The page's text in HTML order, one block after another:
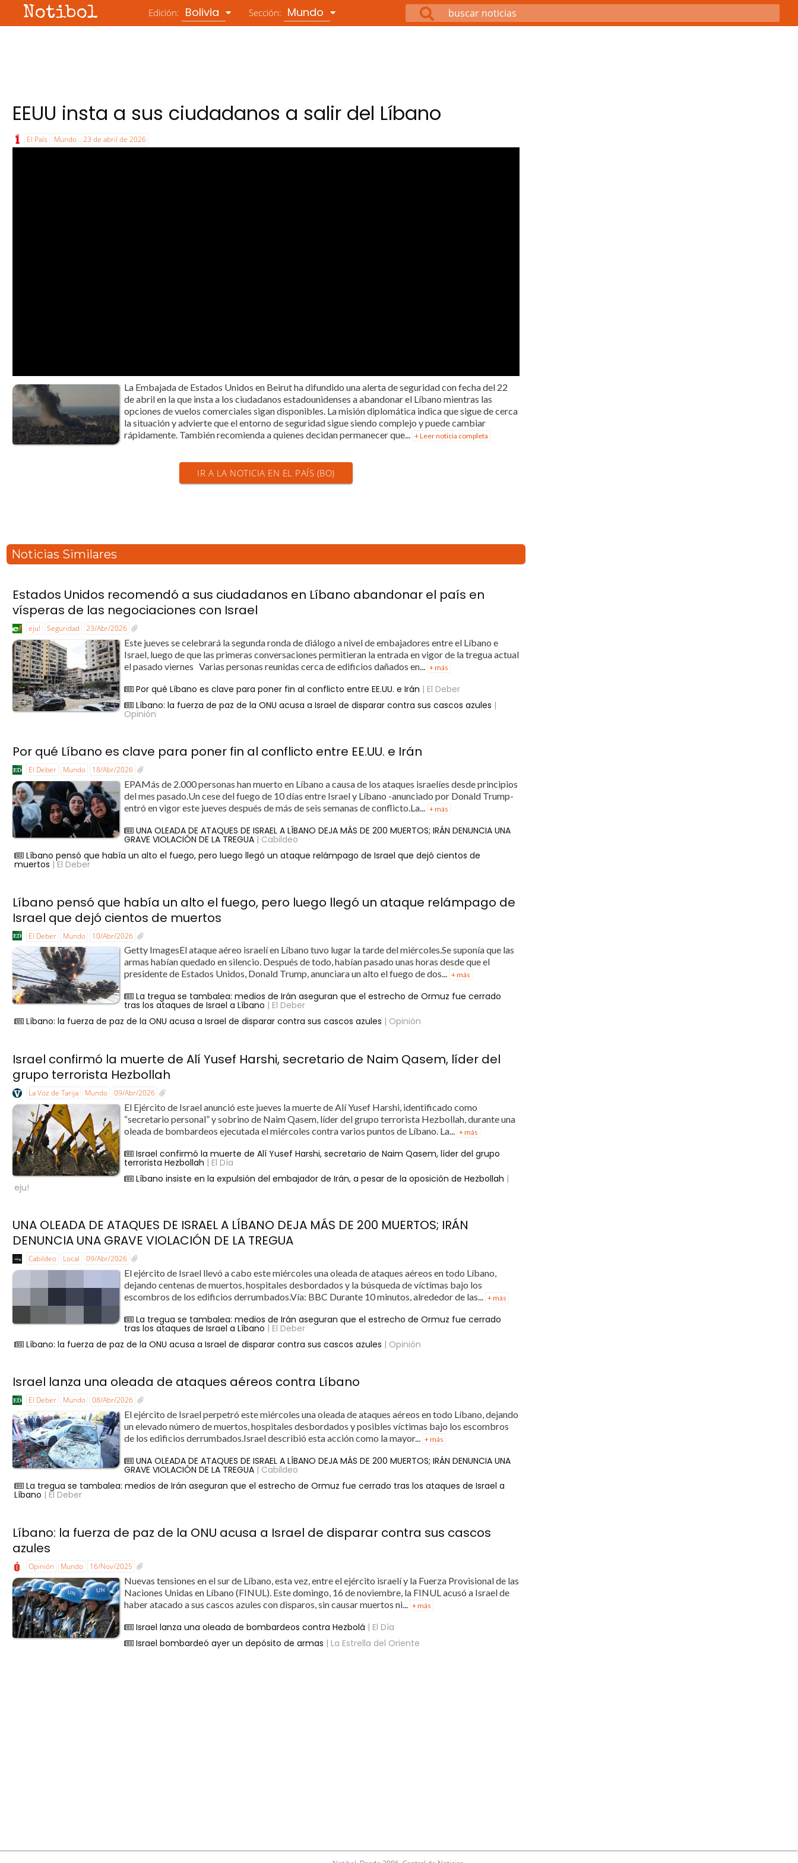
Notibol Edición: Bolivia Sección: Mundo
EEUU insta a sus ciudadanos a salir del Líbano
El País Mundo 23 de abril de 2026
La Embajada de Estados Unidos en Beirut ha difundido una alerta de seguridad con fecha del 22
de abril en la que insta a los ciudadanos estadounidenses a abandonar el Líbano mientras las
opciones de vuelos comerciales sigan disponibles. La misión diplomática indica que sigue de cerca
la situación y advierte que el entorno de seguridad sigue siendo complejo y puede cambiar
rápidamente. También recomienda a quienes decidan permanecer que... + Leer noticia completa
IR A LA NOTICIA EN EL PAÍS (BO)
Noticias Similares
Estados Unidos recomendó a sus ciudadanos en Líbano abandonar el país en
vísperas de las negociaciones con Israel
eju! Seguridad 23/Abr/2026
Este jueves se celebrará la segunda ronda de diálogo a nivel de embajadores entre el Líbano e
Israel, luego de que las primeras conversaciones permitieran la entrada en vigor de la tregua actual
el pasado viernes Varias personas reunidas cerca de edificios dañados en...
+ más
Por qué Líbano es clave para poner fin al conflicto entre EE.UU. e Irán | El Deber
Líbano: la fuerza de paz de la ONU acusa a Israel de disparar contra sus cascos azules |
Opinión
Por qué Líbano es clave para poner fin al conflicto entre EE.UU. e Irán
El Deber Mundo 18/Abr/2026
EPAMás de 2.000 personas han muerto en Líbano a causa de los ataques israelíes desde principios
del mes pasado.Un cese del fuego de 10 días entre Israel y Líbano -anunciado por Donald Trump-
entró en vigor este jueves después de más de seis semanas de conflicto.La... + más
UNA OLEADA DE ATAQUES DE ISRAEL A LÍBANO DEJA MÁS DE 200 MUERTOS; IRÁN DENUNCIA UNA
GRAVE VIOLACIÓN DE LA TREGUA | Cabildeo
Líbano pensó que había un alto el fuego, pero luego llegó un ataque relámpago de Israel que dejó cientos de
muertos | El Deber
Líbano pensó que había un alto el fuego, pero luego llegó un ataque relámpago de
Israel que dejó cientos de muertos
El Deber Mundo 10/Abr/2026
Getty ImagesEl ataque aéreo israelí en Líbano tuvo lugar la tarde del miércoles.Se suponía que las
armas habían quedado en silencio. Después de todo, habían pasado unas horas desde que el
presidente de Estados Unidos, Donald Trump, anunciara un alto el fuego de dos... + más
La tregua se tambalea: medios de Irán aseguran que el estrecho de Ormuz fue cerrado
tras los ataques de Israel a Líbano | El Deber
Líbano: la fuerza de paz de la ONU acusa a Israel de disparar contra sus cascos azules | Opinión
Israel confirmó la muerte de Alí Yusef Harshi, secretario de Naim Qasem, líder del
grupo terrorista Hezbollah
La Voz de Tarija Mundo 09/Abr/2026
El Ejército de Israel anunció este jueves la muerte de Alí Yusef Harshi, identificado como
“secretario personal” y sobrino de Naim Qasem, líder del grupo terrorista Hezbollah, durante una
oleada de bombardeos ejecutada el miércoles contra varios puntos de Líbano. La...
+ más
Israel confirmó la muerte de Alí Yusef Harshi, secretario de Naim Qasem, líder del grupo
terrorista Hezbollah | El Día
Líbano insiste en la expulsión del embajador de Irán, a pesar de la oposición de Hezbollah |
eju!
UNA OLEADA DE ATAQUES DE ISRAEL A LÍBANO DEJA MÁS DE 200 MUERTOS; IRÁN
DENUNCIA UNA GRAVE VIOLACIÓN DE LA TREGUA
Cabildeo Local 09/Abr/2026
El ejército de Israel llevó a cabo este miércoles una oleada de ataques aéreos en todo Líbano,
dejando centenas de muertos, hospitales desbordados y la búsqueda de víctimas bajo los
escombros de los edificios derrumbados.Vía: BBC Durante 10 minutos, alrededor de las... + más
La tregua se tambalea: medios de Irán aseguran que el estrecho de Ormuz fue cerrado
tras los ataques de Israel a Líbano | El Deber
Líbano: la fuerza de paz de la ONU acusa a Israel de disparar contra sus cascos azules | Opinión
Israel lanza una oleada de ataques aéreos contra Líbano
El Deber Mundo 08/Abr/2026
El ejército de Israel perpetró este miércoles una oleada de ataques aéreos en todo Líbano, dejando
un elevado número de muertos, hospitales desbordados y posibles víctimas bajo los escombros
de los edificios derrumbados.Israel describió esta acción como la mayor... + más
UNA OLEADA DE ATAQUES DE ISRAEL A LÍBANO DEJA MÁS DE 200 MUERTOS; IRÁN DENUNCIA UNA
GRAVE VIOLACIÓN DE LA TREGUA | Cabildeo
La tregua se tambalea: medios de Irán aseguran que el estrecho de Ormuz fue cerrado tras los ataques de Israel a
Líbano | El Deber
Líbano: la fuerza de paz de la ONU acusa a Israel de disparar contra sus cascos
azules
Opinión Mundo 16/Nov/2025
Nuevas tensiones en el sur de Líbano, esta vez, entre el ejército israelí y la Fuerza Provisional de las
Naciones Unidas en Líbano (FINUL). Este domingo, 16 de noviembre, la FINUL acusó a Israel de
haber atacado a sus cascos azules con disparos, sin causar muertos ni...
+ más
Israel lanza una oleada de bombardeos contra Hezbolá | El Día
Israel bombardeó ayer un depósito de armas | La Estrella del Oriente